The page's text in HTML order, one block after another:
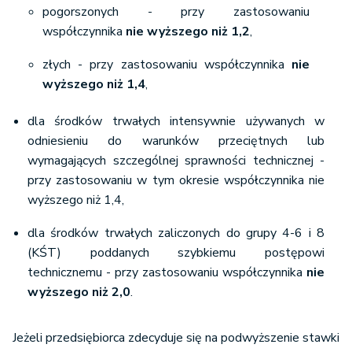
pogorszonych - przy zastosowaniu
współczynnika nie wyższego niż 1,2,
złych - przy zastosowaniu współczynnika nie
wyższego niż 1,4,
dla środków trwałych intensywnie używanych w
odniesieniu do warunków przeciętnych lub
wymagających szczególnej sprawności technicznej -
przy zastosowaniu w tym okresie współczynnika nie
wyższego niż 1,4,
dla środków trwałych zaliczonych do grupy 4-6 i 8
(KŚT) poddanych szybkiemu postępowi
technicznemu - przy zastosowaniu współczynnika nie
wyższego niż 2,0.
Jeżeli przedsiębiorca zdecyduje się na podwyższenie stawki